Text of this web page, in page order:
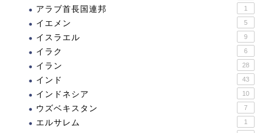
アラブ首長国連邦 1
イエメン 5
イスラエル 9
イラク 6
イラン 28
インド 43
インドネシア 10
ウズベキスタン 7
エルサレム 1